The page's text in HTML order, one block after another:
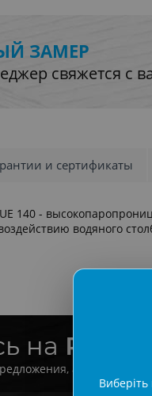
ЗАМЕР
свяжется с
и сертификаты
140 -
водяного
на
акции и